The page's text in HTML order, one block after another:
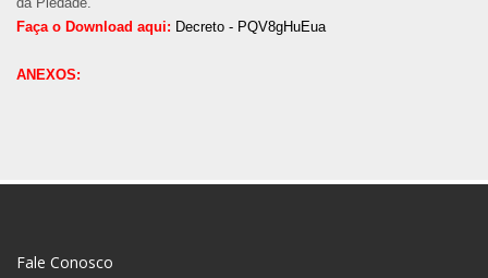
Faça o Download aqui: Decreto - PQV8gHuEua
ANEXOS:
Fale Conosco